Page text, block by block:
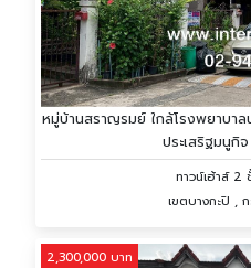
หมู่บ้านสราญรมย์ ใกล้โรงพยาบา
ประเสริฐมนูกิ
ทาวน์เฮ้าส์ 2
เขตบางกะปิ ,
2,300,000 บาท